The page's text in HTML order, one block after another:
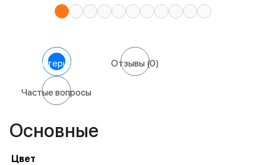
Характеристики Отзывы (0)
Частые вопросы
Основные
Цвет